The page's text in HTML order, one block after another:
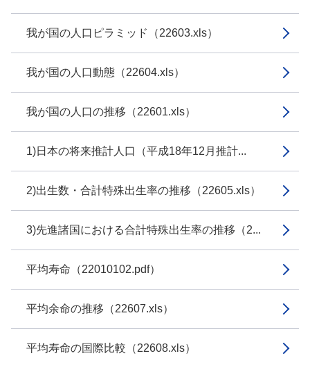
我が国の人口ピラミッド（22603.xls）
我が国の人口動態（22604.xls）
我が国の人口の推移（22601.xls）
1)日本の将来推計人口（平成18年12月推計...
2)出生数・合計特殊出生率の推移（22605.xls）
3)先進諸国における合計特殊出生率の推移（2...
平均寿命（22010102.pdf）
平均余命の推移（22607.xls）
平均寿命の国際比較（22608.xls）